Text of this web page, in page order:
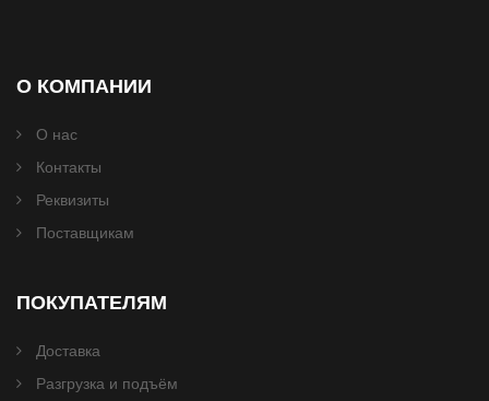
О КОМПАНИИ
О нас
Контакты
Реквизиты
Поставщикам
ПОКУПАТЕЛЯМ
Доставка
Разгрузка и подъём